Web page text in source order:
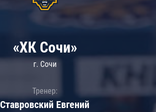
«ХК Сочи»
г. Сочи
Тренер:
Ставровский Евгений